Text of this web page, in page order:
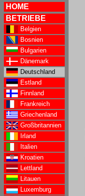
HOME
BETRIEBE
Belgien
Bosnien
Bulgarien
Dänemark
Deutschland
Estland
Finnland
Frankreich
Griechenland
Großbritannien
Irland
Italien
Kroatien
Lettland
Litauen
Luxemburg